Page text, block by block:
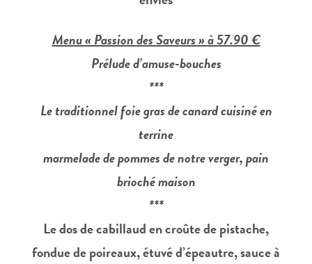
Menu « Passion des Saveurs » à 57.90 €
Prélude d’amuse-bouches
***
Le traditionnel foie gras de canard cuisiné en
terrine
marmelade de pommes de notre verger, pain
brioché maison
***
Le dos de cabillaud en croûte de pistache,
fondue de poireaux, étuvé d’épeautre, sauce à